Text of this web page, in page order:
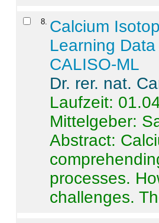
8 Calcium
Learning
CALISO-ML
Dr. rer. nat.
Laufzeit:
Mittelgeber:
Abstract:
processes.
challenges.